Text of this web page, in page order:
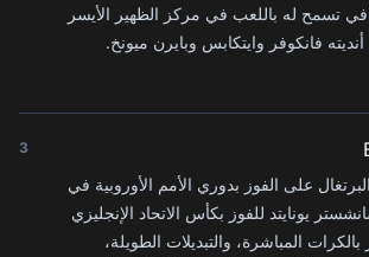
تسمح له باللعب في مركز الظهير الأيسر
فانكوفر وايتكابس وبايرن ميونخ.
3
على الفوز بدوري الأمم الأوروبية في
وقاد مانشستر يونايتد للفوز بكأس الاتحاد الإنجليزي
المباشرة، والتبديلات الطويلة،